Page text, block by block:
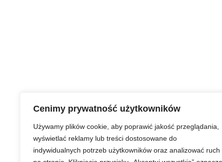
Cenimy prywatność użytkowników
Używamy plików cookie, aby poprawić jakość przeglądania,
wyświetlać reklamy lub treści dostosowane do
indywidualnych potrzeb użytkowników oraz analizować ruch